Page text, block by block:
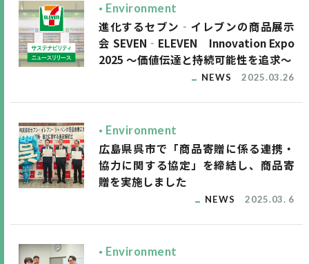
Environment
進化するセブン‐イレブンの商品展示
会 SEVEN‐ELEVEN Innovation Expo
2025 ～価値伝達と持続可能性を追求～
NEWS 2025.03.26
Environment
広島県呉市で「商品寄贈に係る連携・
協力に関する協定」を締結し、商品寄
贈を実施しました
NEWS 2025.03. 6
Environment